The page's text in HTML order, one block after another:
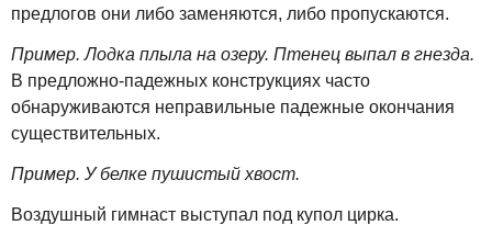
предлогов они либо заменяются, либо пропускаются.
Пример. Лодка плыла на озеру. Птенец выпал в гнезда.
В предложно-падежных конструкциях часто
обнаруживаются неправильные падежные окончания
существительных.
Пример. У белке пушистый хвост.
Воздушный гимнаст выступал под купол цирка.